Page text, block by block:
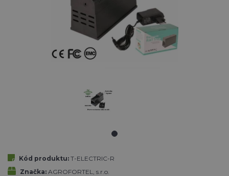
Kód produktu: T-ELECTRIC-R
Značka: AGROFORTEL, s.r.o.